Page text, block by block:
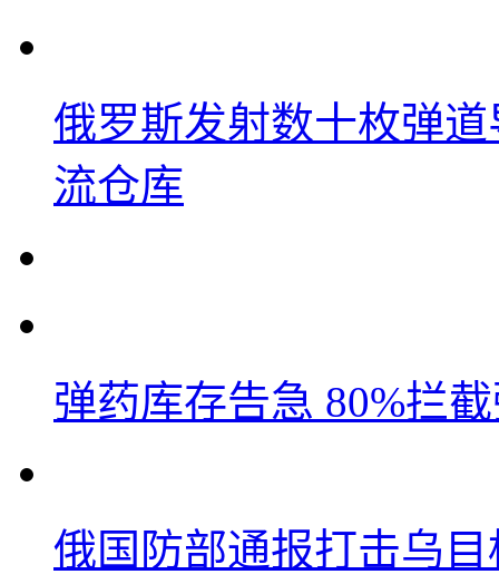
俄罗斯发射数十枚弹
流仓库
弹药库存告急 80%拦
俄国防部通报打击乌